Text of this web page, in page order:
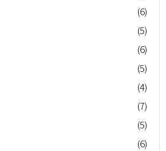
(6)
(5)
(6)
(5)
(4)
(7)
(5)
(6)